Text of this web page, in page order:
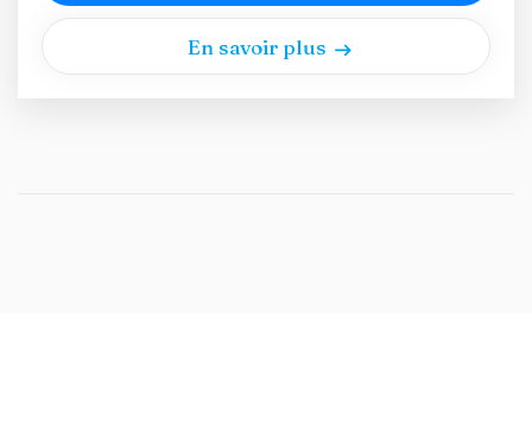
En savoir plus